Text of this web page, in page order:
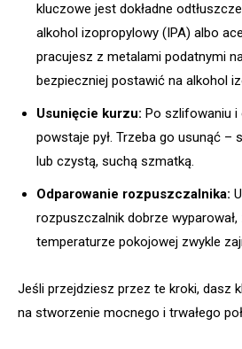
kluczowe jest dokładne
alkohol izopropylowy (IPA) albo
pracujesz z metalami podatnymi
bezpieczniej postawić na alkohol
Usunięcie kurzu: Po szlifowaniu i
powstaje pył. Trzeba go usunąć –
lub czystą, suchą szmatką.
Odparowanie rozpuszczalnika:
rozpuszczalnik dobrze wyparował,
temperaturze pokojowej zwykle
Jeśli przejdziesz przez te kroki, dasz
na stworzenie mocnego i trwałego